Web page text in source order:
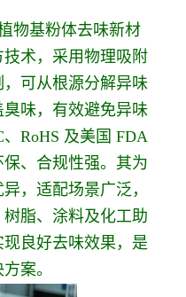
物基粉体去味新材
术，采用物理吸附
可从根源分解异味
味，有效避免异味
RoHS 及美国 FDA
、合规性强。其为
，适配场景广泛，
脂、涂料及化工助
良好去味效果，是
案。